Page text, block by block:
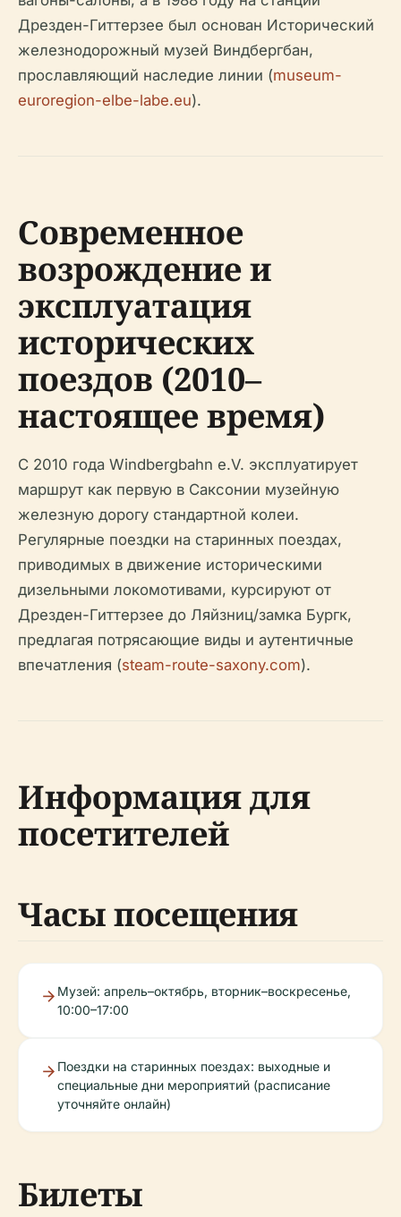
Дрезден-Гиттерзее был основан Исторический
железнодорожный музей Виндбергбан,
прославляющий наследие линии (museum-
euroregion-elbe-labe.eu).
Современное
возрождение и
эксплуатация
исторических
поездов (2010–
настоящее время)
С 2010 года Windbergbahn e.V. эксплуатирует
маршрут как первую в Саксонии музейную
железную дорогу стандартной колеи.
Регулярные поездки на старинных поездах,
приводимых в движение историческими
дизельными локомотивами, курсируют от
Дрезден-Гиттерзее до Ляйзниц/замка Бургк,
предлагая потрясающие виды и аутентичные
впечатления (steam-route-saxony.com).
Информация для
посетителей
Часы посещения
Музей: апрель–октябрь, вторник–воскресенье,
10:00–17:00
Поездки на старинных поездах: выходные и
специальные дни мероприятий (расписание
уточняйте онлайн)
Билеты